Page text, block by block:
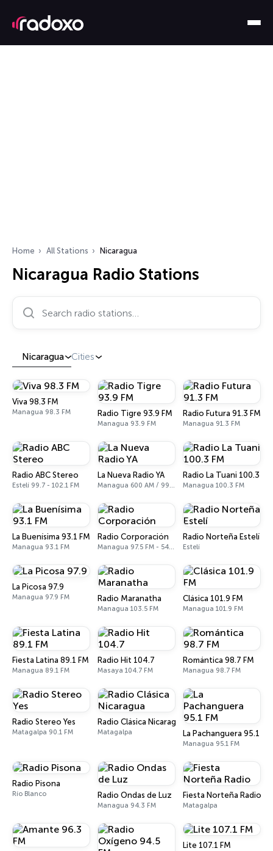
Home All Stations Nicaragua
Nicaragua Radio Stations
Search radio stations…
Nicaragua Cities
Viva 98.3 FM
Managua 98.3 FM Radio Tigre 93.9 FM
Managua 93.9 FM
Radio Futura 91.3 FM
Managua 91.3 FM
Radio ABC Stereo
Estelí 99.7 - 102.1 FM
La Nueva Radio YA
Managua 600 AM / 99.1 FM
Radio La Tuani 100.3 FM
Managua 100.3 FM
La Buenísima 93.1 FM
Managua 93.1 FM
Radio Corporación
Managua 97.5 FM - 540 AM
Radio Norteña Estelí
Estelí
La Picosa 97.9
Managua 97.9 FM Radio Maranatha
Managua 103.5 FM
Clásica 101.9 FM
Managua 101.9 FM
Fiesta Latina 89.1 FM
Managua 89.1 FM
Radio Hit 104.7
Masaya 104.7 FM
Romántica 98.7 FM
Managua 98.7 FM
Radio Stereo Yes
Matagalpa 90.1 FM
Radio Clásica Nicaragua
Matagalpa La Pachanguera 95.1 FM
Managua 95.1 FM
Radio Pisona
Río Blanco Radio Ondas de Luz
Managua 94.3 FM
Fiesta Norteña Radio
Matagalpa
Lite 107.1 FM